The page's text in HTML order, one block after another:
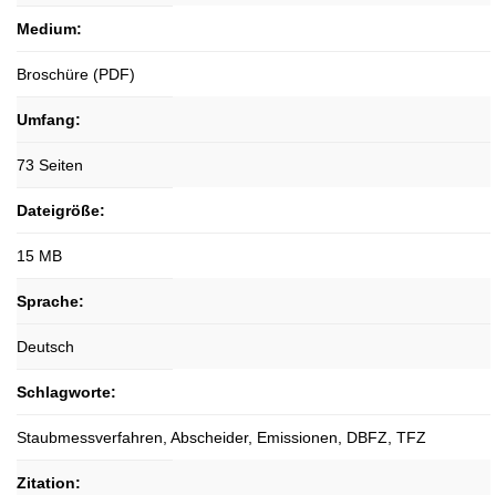
Medium:
Broschüre (PDF)
Umfang:
73 Seiten
Dateigröße:
15 MB
Sprache:
Deutsch
Schlagworte:
Staubmessverfahren, Abscheider, Emissionen, DBFZ, TFZ
Zitation: